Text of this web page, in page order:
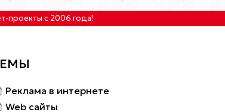
проекты с 2006 года!
Реклама в интернете
Web сайты